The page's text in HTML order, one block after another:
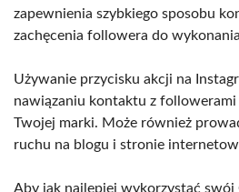
zapewnienia szybkiego sposobu
zachęcenia followera do
Używanie przycisku akcji na
nawiązaniu kontaktu z
Twojej marki. Może również
ruchu na blogu i stronie
Aby jak najlepiej wykorzystać swój